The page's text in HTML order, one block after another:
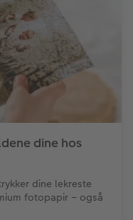
dine hos
dine lekreste
fotopapir – også